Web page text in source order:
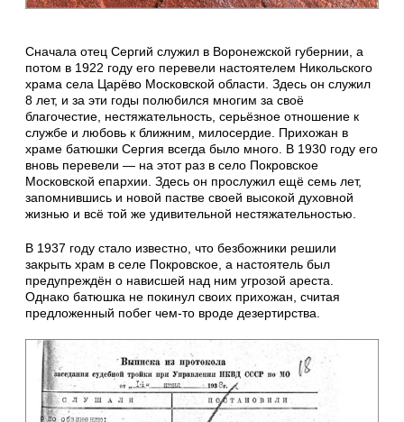
Сначала отец Сергий служил в Воронежской губернии, а
потом в 1922 году его перевели настоятелем Никольского
храма села Царёво Московской области. Здесь он служил
8 лет, и за эти годы полюбился многим за своё
благочестие, нестяжательность, серьёзное отношение к
службе и любовь к ближним, милосердие. Прихожан в
храме батюшки Сергия всегда было много. В 1930 году его
вновь перевели — на этот раз в село Покровское
Московской епархии. Здесь он прослужил ещё семь лет,
запомнившись и новой пастве своей высокой духовной
жизнью и всё той же удивительной нестяжательностью.
В 1937 году стало известно, что безбожники решили
закрыть храм в селе Покровское, а настоятель был
предупреждён о нависшей над ним угрозой ареста.
Однако батюшка не покинул своих прихожан, считая
предложенный побег чем-то вроде дезертирства.